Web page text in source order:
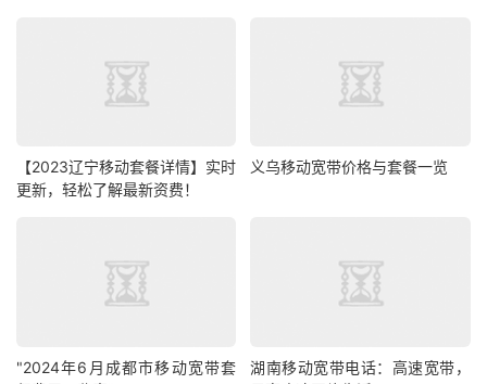
【2023辽宁移动套餐详情】实时
更新，轻松了解最新资费！
义乌移动宽带价格与套餐一览
"2024年6月成都市移动宽带套
湖南移动宽带电话：高速宽带，